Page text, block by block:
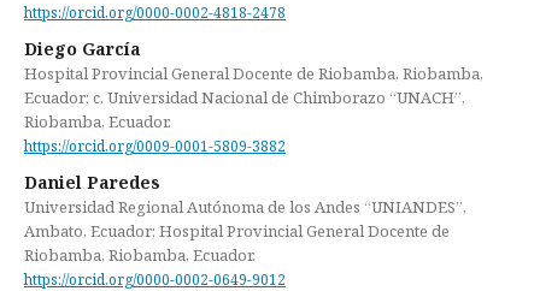
https://orcid.org/0000-0002-4818-2478
Diego García
Hospital Provincial General Docente de Riobamba, Riobamba,
Ecuador; c. Universidad Nacional de Chimborazo “UNACH”,
Riobamba, Ecuador.
https://orcid.org/0009-0001-5809-3882
Daniel Paredes
Universidad Regional Autónoma de los Andes “UNIANDES”,
Ambato, Ecuador; Hospital Provincial General Docente de
Riobamba, Riobamba, Ecuador.
https://orcid.org/0000-0002-0649-9012